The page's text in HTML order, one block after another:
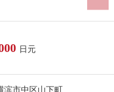
日元
滨市中区山下町